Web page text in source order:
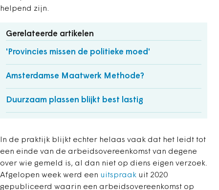
helpend zijn.
Gerelateerde artikelen
'Provincies missen de politieke moed'
Amsterdamse Maatwerk Methode?
Duurzaam plassen blijkt best lastig
In de praktijk blijkt echter helaas vaak dat het leidt tot
een einde van de arbeidsovereenkomst van degene
over wie gemeld is, al dan niet op diens eigen verzoek.
Afgelopen week werd een uitspraak uit 2020
gepubliceerd waarin een arbeidsovereenkomst op